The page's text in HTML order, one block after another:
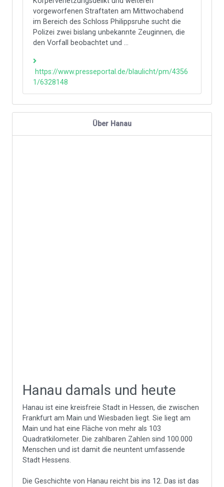
vorgeworfenen Straftaten am Mittwochabend
im Bereich des Schloss Philippsruhe sucht die
Polizei zwei bislang unbekannte Zeuginnen, die
den Vorfall beobachtet und ...
https://www.presseportal.de/blaulicht/pm/4356
1/6328148
Über Hanau
Hanau damals und heute
Hanau ist eine kreisfreie Stadt in Hessen, die zwischen
Frankfurt am Main und Wiesbaden liegt. Sie liegt am
Main und hat eine Fläche von mehr als 103
Quadratkilometer. Die zahlbaren Zahlen sind 100.000
Menschen und ist damit die neuntent umfassende
Stadt Hessens.
Die Geschichte von Hanau reicht bis ins 12. Das ist das